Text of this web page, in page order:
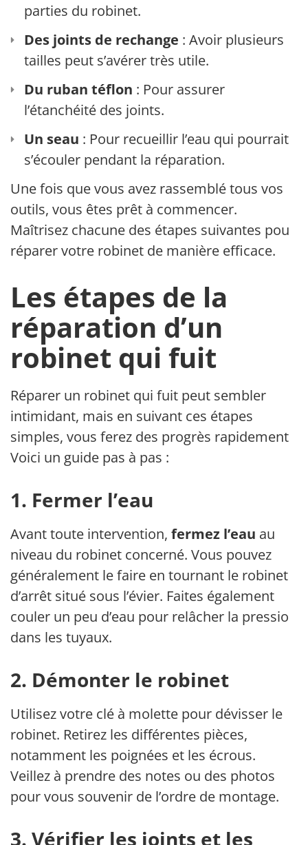
parties du robinet.
Des joints de rechange : Avoir plusieurs
tailles peut s’avérer très utile.
Du ruban téflon : Pour assurer
l’étanchéité des joints.
Un seau : Pour recueillir l’eau qui pourrait
s’écouler pendant la réparation.
Une fois que vous avez rassemblé tous vos
outils, vous êtes prêt à commencer.
Maîtrisez chacune des étapes suivantes pour
réparer votre robinet de manière efficace.
Les étapes de la
réparation d’un
robinet qui fuit
Réparer un robinet qui fuit peut sembler
intimidant, mais en suivant ces étapes
simples, vous ferez des progrès rapidement.
Voici un guide pas à pas :
1. Fermer l’eau
Avant toute intervention, fermez l’eau au
niveau du robinet concerné. Vous pouvez
généralement le faire en tournant le robinet
d’arrêt situé sous l’évier. Faites également
couler un peu d’eau pour relâcher la pression
dans les tuyaux.
2. Démonter le robinet
Utilisez votre clé à molette pour dévisser le
robinet. Retirez les différentes pièces,
notamment les poignées et les écrous.
Veillez à prendre des notes ou des photos
pour vous souvenir de l’ordre de montage.
3. Vérifier les joints et les